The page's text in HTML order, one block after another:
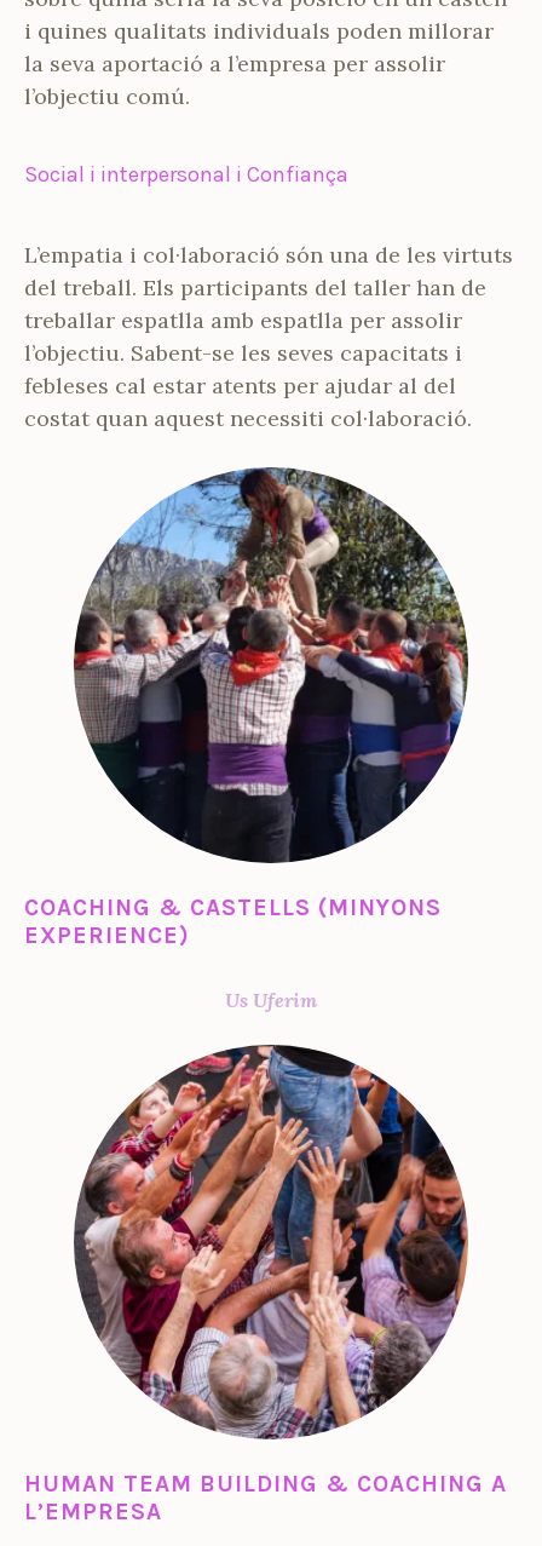
i quines qualitats individuals poden millorar
la seva aportació a l’empresa per assolir
l’objectiu comú.
Social i interpersonal i Confiança
L’empatia i col·laboració són una de les virtuts
del treball. Els participants del taller han de
treballar espatlla amb espatlla per assolir
l’objectiu. Sabent-se les seves capacitats i
febleses cal estar atents per ajudar al del
costat quan aquest necessiti col·laboració.
COACHING & CASTELLS (MINYONS
EXPERIENCE)
Us Uferim
HUMAN TEAM BUILDING & COACHING A
L’EMPRESA